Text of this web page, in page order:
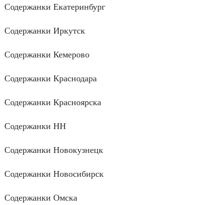
Содержанки Екатеринбург
Содержанки Иркутск
Содержанки Кемерово
Содержанки Краснодара
Содержанки Красноярска
Содержанки НН
Содержанки Новокузнецк
Содержанки Новосибирск
Содержанки Омска